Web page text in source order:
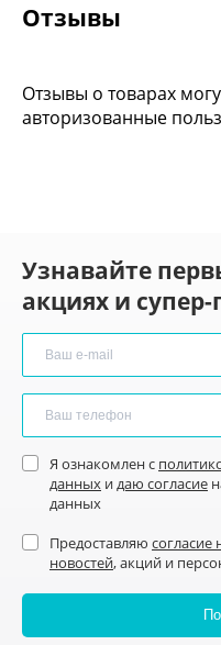
Отзывы
Отзывы о товарах
авторизованные
Узнавайте
акциях и
Я ознакомлен с
данных идаю согласие
данных
Предоставляю
новостей, акций и